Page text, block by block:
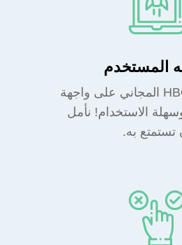
المستخدم
حصل تنزيل HBO المجاني على واجهة
الاستخدام! نأمل
تستمتع به.